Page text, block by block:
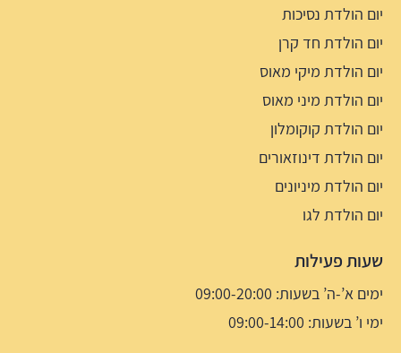
יום הולדת נסיכות
יום הולדת חד קרן
יום הולדת מיקי מאוס
יום הולדת מיני מאוס
יום הולדת קוקומלון
יום הולדת דינוזאורים
יום הולדת מיניונים
יום הולדת לגו
שעות פעילות
ימים א’-ה’ בשעות: 09:00-20:00
ימי ו’ בשעות: 09:00-14:00